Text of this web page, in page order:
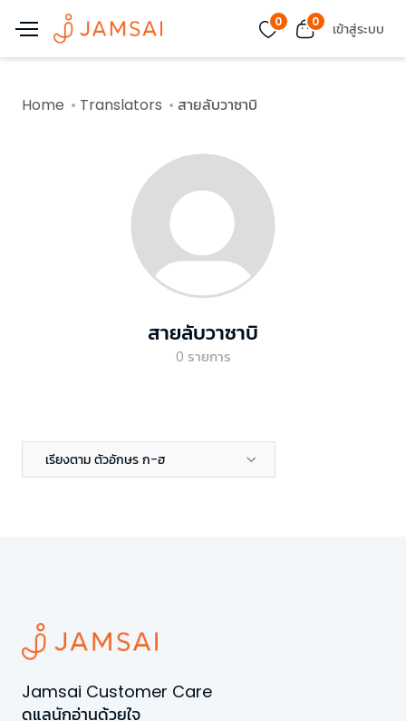
0 0 เข้าสู่ระบบ
Home Translators สายลับวาซาบิ
สายลับวาซาบิ
0 รายการ
เรียงตาม ตัวอักษร ก-ฮ
Jamsai Customer Care
ดูแลนักอ่านด้วยใจ